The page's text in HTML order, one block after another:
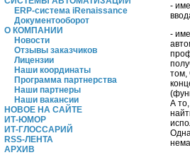
ERP-система iRenaissance
Документооборот
О КОМПАНИИ
Новости
Отзывы заказчиков
Лицензии
Наши координаты
Программа партнерства
Наши партнеры
Наши вакансии
НОВОЕ НА САЙТЕ
ИТ-ЮМОР
ИТ-ГЛОССАРИЙ
RSS-ЛЕНТА
АРХИВ
-
-
том,
А